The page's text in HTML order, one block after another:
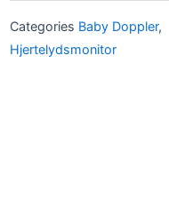
Categories Baby Doppler,
Hjertelydsmonitor